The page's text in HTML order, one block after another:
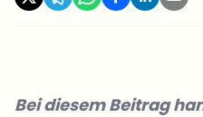
Bei diesem Beitrag